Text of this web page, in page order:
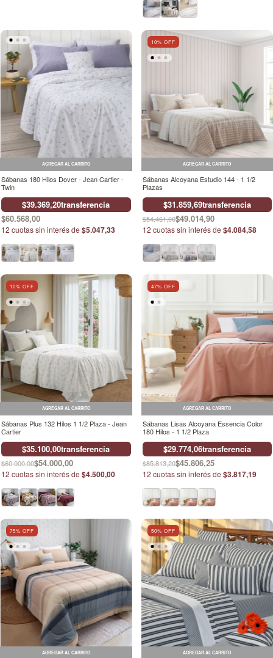
AGREGAR AL CARRITO
Sábanas 180 Hilos Dover - Jean Cartier -
Twin
$39.369,20transferencia
$60.568,00
12 cuotas sin interés de $5.047,33
10% OFF
AGREGAR AL CARRITO
Sábanas Alcoyana Estudio 144 - 1 1/2
Plazas
$31.859,69transferencia
$54.461,00$49.014,90
12 cuotas sin interés de $4.084,58
10% OFF
AGREGAR AL CARRITO
Sábanas Plus 132 Hilos 1 1/2 Plaza - Jean
Cartier
$35.100,00transferencia
$60.000,00$54.000,00
12 cuotas sin interés de $4.500,00
47% OFF
AGREGAR AL CARRITO
Sábanas Lisas Alcoyana Essencia Color
180 Hilos - 1 1/2 Plaza
$29.774,06transferencia
$85.813,20$45.806,25
12 cuotas sin interés de $3.817,19
75% OFF
AGREGAR AL CARRITO
50% OFF
AGREGAR AL CARRITO